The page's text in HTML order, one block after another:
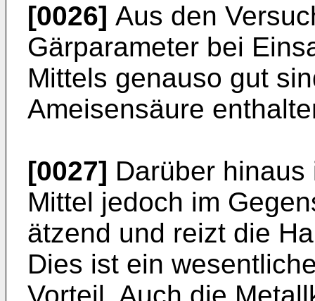
[0026] Aus den
Gärparameter bei
Mittels genauso gut
Ameisensäure
[0027] Darüber
Mittel jedoch im
ätzend und reizt die
Dies ist ein